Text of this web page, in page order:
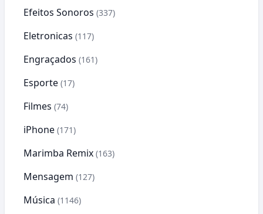
Efeitos Sonoros (337)
Eletronicas (117)
Engraçados (161)
Esporte (17)
Filmes (74)
iPhone (171)
Marimba Remix (163)
Mensagem (127)
Música (1146)